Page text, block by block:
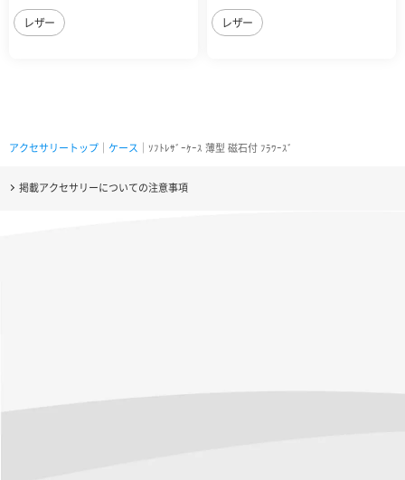
レザー レザー
アクセサリートップ ケース ｜ｿﾌﾄﾚｻﾞｰｹｰｽ 薄型 磁石付 ﾌﾗﾜｰｽﾞ
掲載アクセサリーについての注意事項